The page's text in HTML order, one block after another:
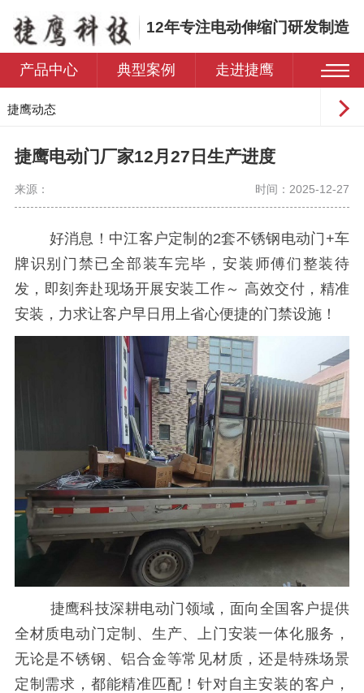
12年专注电动伸缩门研发制造
产品中心 典型案例 走进捷鹰
捷鹰动态
捷鹰电动门厂家12月27日生产进度
来源： 时间：2025-12-27
好消息！中江客户定制的2套不锈钢电动门+车
牌识别门禁已全部装车完毕，安装师傅们整装待
发，即刻奔赴现场开展安装工作～ 高效交付，精准
安装，力求让客户早日用上省心便捷的门禁设施！
捷鹰科技深耕电动门领域，面向全国客户提供
全材质电动门定制、生产、上门安装一体化服务，
无论是不锈钢、铝合金等常见材质，还是特殊场景
定制需求，都能精准匹配！针对自主安装的客户，